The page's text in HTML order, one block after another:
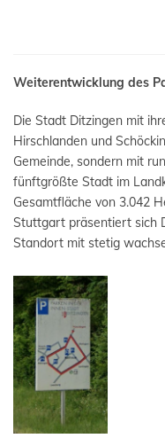
Weiterentwicklung des
Die Stadt Ditzingen mit
Hirschlanden und
Gemeinde, sondern mit
fünftgrößte Stadt im
Gesamtfläche von 3.042
Stuttgart präsentiert sich
Standort mit stetig